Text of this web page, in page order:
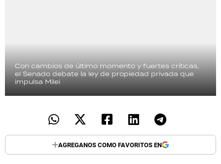
Con cambios de último momento y fuertes críticas,
el Senado debate la ley de propiedad privada que
impulsa Milei
AGREGANOS COMO FAVORITOS EN